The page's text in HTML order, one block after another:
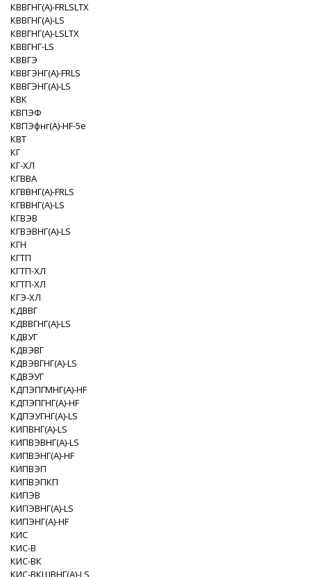
КВВГНГ(A)-FRLSLTX
КВВГНГ(A)-LS
КВВГНГ(A)-LSLTX
КВВГНГ-LS
КВВГЭ
КВВГЭНГ(A)-FRLS
КВВГЭНГ(A)-LS
КВК
КВПЭФ
КВПЭфнг(А)-HF-5e
КВТ
КГ
КГ-ХЛ
КГВВА
КГВВНГ(A)-FRLS
КГВВНГ(A)-LS
КГВЭВ
КГВЭВНГ(A)-LS
КГН
КГТП
КГТП-XЛ
КГТП-ХЛ
КГЭ-XЛ
КДВВГ
КДВВГНГ(A)-LS
КДВУГ
КДВЭВГ
КДВЭВГНГ(A)-LS
КДВЭУГ
КДПЭПГМНГ(A)-HF
КДПЭПГНГ(A)-HF
КДПЭУГНГ(A)-LS
КИПВНГ(A)-LS
КИПВЭВНГ(A)-LS
КИПВЭНГ(A)-HF
КИПВЭП
КИПВЭПКП
КИПЭВ
КИПЭВНГ(A)-LS
КИПЭНГ(A)-HF
КИС
КИС-В
КИС-ВК
КИС-ВКШВНГ(A)-LS